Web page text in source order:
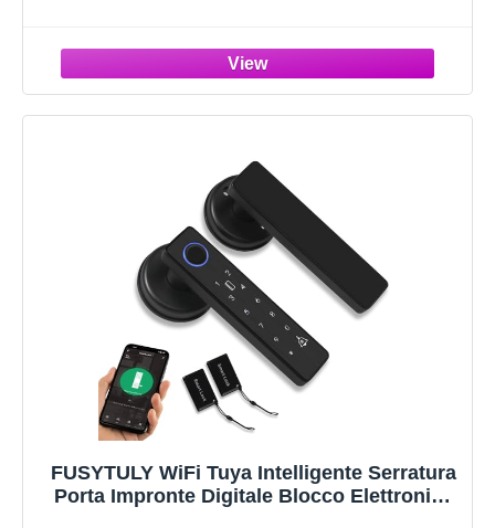
Europee, Matter/Alexa/Google
FUSYTULY WiFi Tuya Intelligente Serratura
Porta Impronte Digitale Blocco Elettronica